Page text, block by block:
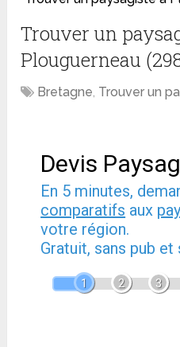
Trouver un
Plouguerneau
Bretagne, Trouver un
Devis
En 5 minutes,
comparatifs aux
votre région.
Gratuit, sans pub et
1 2 3